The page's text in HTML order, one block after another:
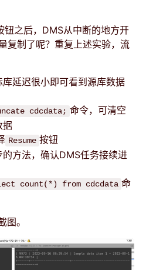
钮之后，DMS从中断的地方开
复制了呢？重复上述实验，流
延迟很小即可看到源库数据
cdcdata; 命令，可清空
据
Resume 按钮
方法，确认DMS任务接续进
count(*) from cdcdata 命
。